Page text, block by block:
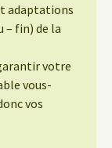
adaptations
– fin) de la
votre
vous-
vos